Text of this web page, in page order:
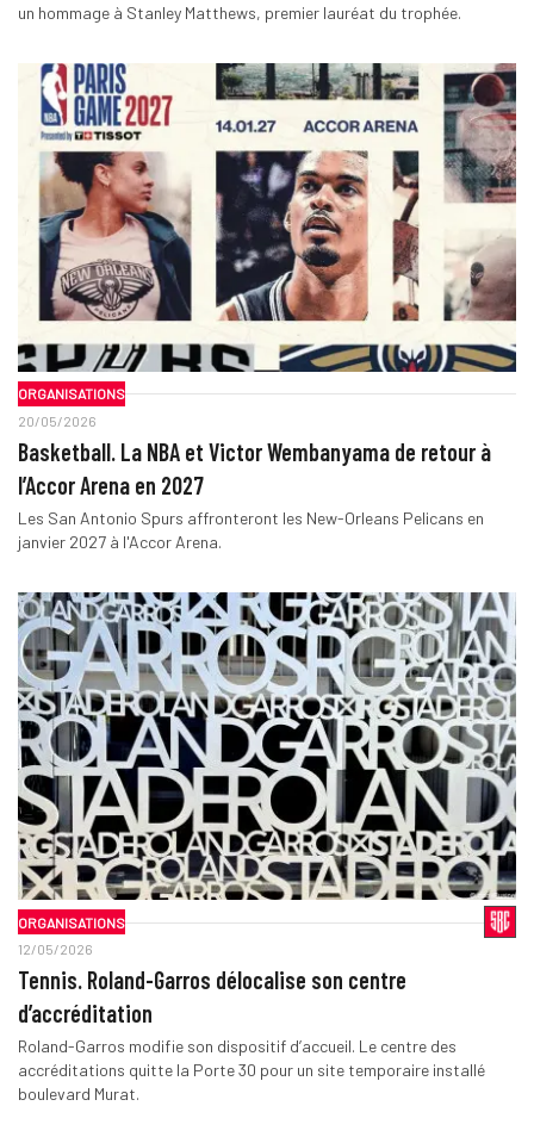
un hommage à Stanley Matthews, premier lauréat du trophée.
ORGANISATIONS
20/05/2026
Basketball. La NBA et Victor Wembanyama de retour à
l’Accor Arena en 2027
Les San Antonio Spurs affronteront les New-Orleans Pelicans en
janvier 2027 à l'Accor Arena.
ORGANISATIONS
12/05/2026
Tennis. Roland-Garros délocalise son centre
d’accréditation
Roland-Garros modifie son dispositif d’accueil. Le centre des
accréditations quitte la Porte 30 pour un site temporaire installé
boulevard Murat.